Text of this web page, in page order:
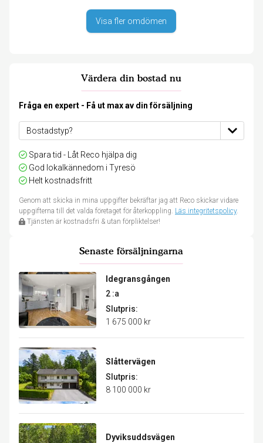
Visa fler omdömen
Värdera din bostad nu
Fråga en expert - Få ut max av din försäljning
Spara tid - Låt Reco hjälpa dig
God lokalkännedom i Tyresö
Helt kostnadsfritt
Genom att skicka in mina uppgifter bekräftar jag att Reco skickar vidare
uppgifterna till det valda företaget för återkoppling. Läs integritetspolicy.
Tjänsten är kostnadsfri & utan förpliktelser!
Senaste försäljningarna
Idegransgången
2 :a
Slutpris:
1 675 000 kr
Slåttervägen
Slutpris:
8 100 000 kr
Dyviksuddsvägen